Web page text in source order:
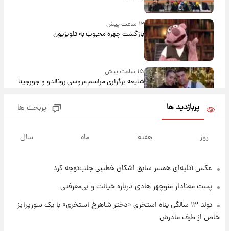
۱۲ ساعت پیش
بازگشت چهره محبوب به تلویزیون
۱۵ ساعت پیش
شایعه برگزاری مراسم عروسی رونالدو و جورجینا
۲۳ ساعت پیش
پربازدید ها پربحث ها
روز هفته ماه سال
عکس‌ آتلیه‌ای همسر سابق اشکان خطیبی جلب‌توجه کرد
پست معنادار منوچهر هادی درباره خیانت و بی‌معرفتی
تولد ۱۳ سالگی پناه استخری «دختر شاهرخ استخری» با یک سورپرایز
خاص از طرف مادرش